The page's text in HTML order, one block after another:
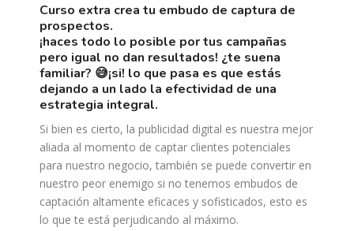
curso extra crea tu embudo de captura de
prospectos.
¡haces todo lo posible por tus campañas
pero igual no dan resultados! ¿te suena
familiar? 😅¡si! lo que pasa es que estás
dejando a un lado la efectividad de una
estrategia integral.
Si bien es cierto, la publicidad digital es nuestra mejor
aliada al momento de captar clientes potenciales
para nuestro negocio, también se puede convertir en
nuestro peor enemigo si no tenemos embudos de
captación altamente eficaces y sofisticados, esto es
lo que te está perjudicando al máximo.